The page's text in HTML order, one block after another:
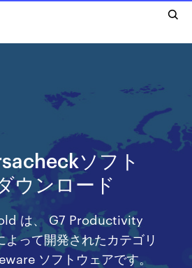
ソフト
ウンロード
は、 G7 Productivity
って開発されたカテゴリ
ソフトウェアです。